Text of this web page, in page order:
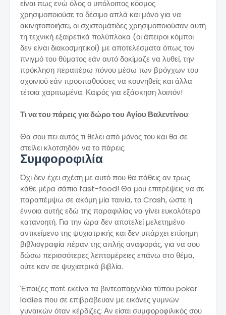
είναι πως ενώ όλος ο υπόλοιπος κόσμος
χρησιμοποιούσε το δέσιμο απλά και μόνο για να
ακινητοποιήσει, οι σχιστομάτιδες χρησιμοποιούσαν αυτή
τη τεχνική εξαιρετικά πολύπλοκα (οι άπειροι κόμποι
δεν είναι διακοσμητικοί) με αποτελέσματα όπως τον
πνιγμό του θύματος εάν αυτό δοκίμαζε να λυθεί, την
πρόκληση περαιτέρω πόνου μέσω των βρόγχων του
σχοινιού εάν προσπαθούσες να κουνηθείς και άλλα
τέτοια χαριτωμένα. Καιρός για εξάσκηση λοιπόν!
Τι να του πάρεις για δώρο του Αγίου Βαλεντίνου:
Θα σου πει αυτός τι θέλει από μόνος του και θα σε
στείλει κλοτσηδόν να το πάρεις.
Συμφοροφιλία
Όχι δεν έχει σχέση με αυτό που θα πάθεις αν τρως
κάθε μέρα σάπιο fast-food! Θα μου επιτρέψεις να σε
παραπέμψω σε ακόμη μία ταινία, το Crash, ώστε η
έννοια αυτής εδώ της παραφιλίας να γίνει ευκολότερα
κατανοητή. Για την ώρα δεν αποτελεί μελετημένο
αντικείμενο της ψυχιατρικής και δεν υπάρχει επίσημη
βιβλιογραφία πέραν της απλής αναφοράς, για να σου
δώσω περισσότερες λεπτομέρειες επάνω στο θέμα,
ούτε καν σε ψυχιατρικά βιβλία.
Έπαιζες ποτέ εκείνα τα βιντεοπαιχνίδια τύπου poker
ladies που σε επιβράβευαν με εικόνες γυμνών
γυναικών όταν κέρδιζες; Αν είσαι συμφοροφιλικός σου